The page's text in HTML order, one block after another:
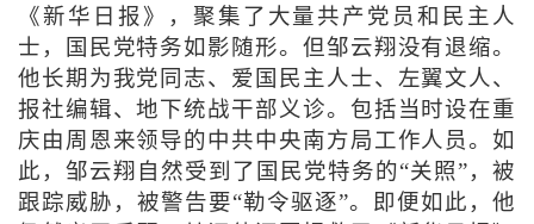
《新华日报》，聚集了大量共产党员和民主人
士，国民党特务如影随形。但邹云翔没有退缩。
他长期为我党同志、爱国民主人士、左翼文人、
报社编辑、地下统战干部义诊。包括当时设在重
庆由周恩来领导的中共中央南方局工作人员。如
此，邹云翔自然受到了国民党特务的“关照”，被
跟踪威胁，被警告要“勒令驱逐”。即便如此，他